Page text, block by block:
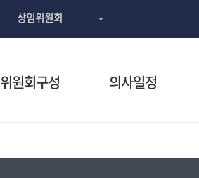
본문으로 바로가기
GNB메뉴 바로가기
상임위원회
위원회구성 의사일정